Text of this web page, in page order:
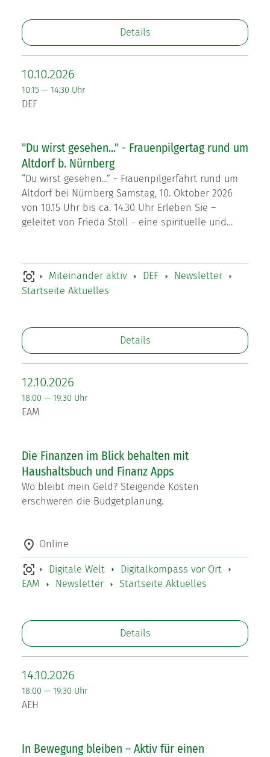
Details
10.10.2026
10:15 — 14:30 Uhr
DEF
"Du wirst gesehen..." - Frauenpilgertag rund um
Altdorf b. Nürnberg
“Du wirst gesehen…” - Frauenpilgerfahrt rund um
Altdorf bei Nürnberg Samstag, 10. Oktober 2026
von 10.15 Uhr bis ca. 14.30 Uhr Erleben Sie –
geleitet von Frieda Stoll - eine spirituelle und…
Miteinander aktiv DEF
Newsletter
Startseite Aktuelles
Details
12.10.2026
18:00 — 19:30 Uhr
EAM
Die Finanzen im Blick behalten mit
Haushaltsbuch und Finanz Apps
Wo bleibt mein Geld? Steigende Kosten
erschweren die Budgetplanung.
Online
Digitale Welt
Digitalkompass vor Ort
EAM
Newsletter Startseite Aktuelles
Details
14.10.2026
18:00 — 19:30 Uhr
AEH
In Bewegung bleiben – Aktiv für einen